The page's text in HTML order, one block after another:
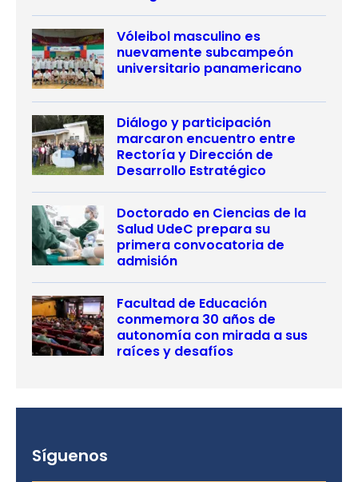
Vóleibol masculino es
nuevamente subcampeón
universitario panamericano
Diálogo y participación
marcaron encuentro entre
Rectoría y Dirección de
Desarrollo Estratégico
Doctorado en Ciencias de la
Salud UdeC prepara su
primera convocatoria de
admisión
Facultad de Educación
conmemora 30 años de
autonomía con mirada a sus
raíces y desafíos
Síguenos